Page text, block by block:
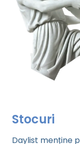
Stocuri
Daylist menține